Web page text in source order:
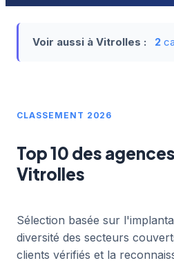
Voir aussi à Vitrolles : 2
CLASSEMENT 2026
Top 10 des
Vitrolles
Sélection basée sur
diversité des secteurs
clients vérifiés et la